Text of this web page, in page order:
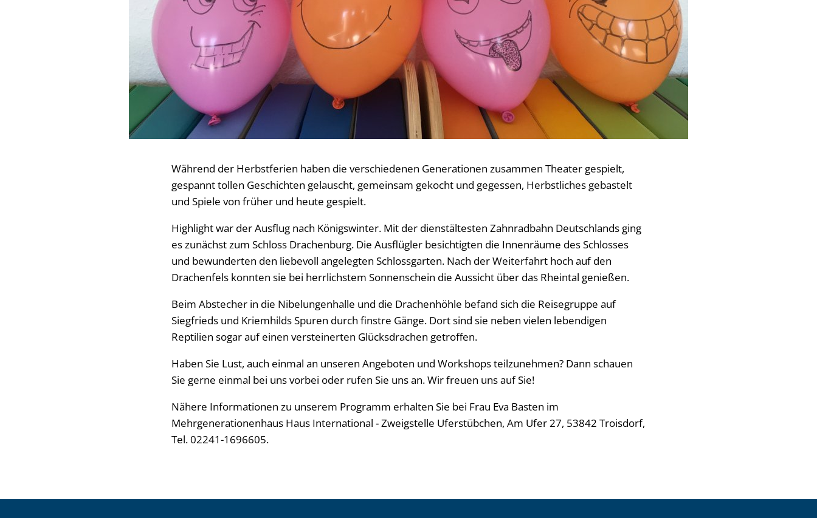
Während der Herbstferien haben die verschiedenen Generationen zusammen Theater gespielt,
gespannt tollen Geschichten gelauscht, gemeinsam gekocht und gegessen, Herbstliches gebastelt
und Spiele von früher und heute gespielt.
Highlight war der Ausflug nach Königswinter. Mit der dienstältesten Zahnradbahn Deutschlands ging
es zunächst zum Schloss Drachenburg. Die Ausflügler besichtigten die Innenräume des Schlosses
und bewunderten den liebevoll angelegten Schlossgarten. Nach der Weiterfahrt hoch auf den
Drachenfels konnten sie bei herrlichstem Sonnenschein die Aussicht über das Rheintal genießen.
Beim Abstecher in die Nibelungenhalle und die Drachenhöhle befand sich die Reisegruppe auf
Siegfrieds und Kriemhilds Spuren durch finstre Gänge. Dort sind sie neben vielen lebendigen
Reptilien sogar auf einen versteinerten Glücksdrachen getroffen.
Haben Sie Lust, auch einmal an unseren Angeboten und Workshops teilzunehmen? Dann schauen
Sie gerne einmal bei uns vorbei oder rufen Sie uns an. Wir freuen uns auf Sie!
Nähere Informationen zu unserem Programm erhalten Sie bei Frau Eva Basten im
Mehrgenerationenhaus Haus International - Zweigstelle Uferstübchen, Am Ufer 27, 53842 Troisdorf,
Tel. 02241-1696605.